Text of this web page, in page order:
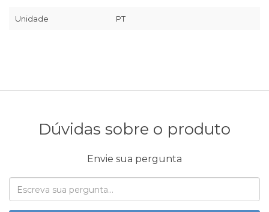
Unidade PT
Dúvidas sobre o produto
Envie sua pergunta